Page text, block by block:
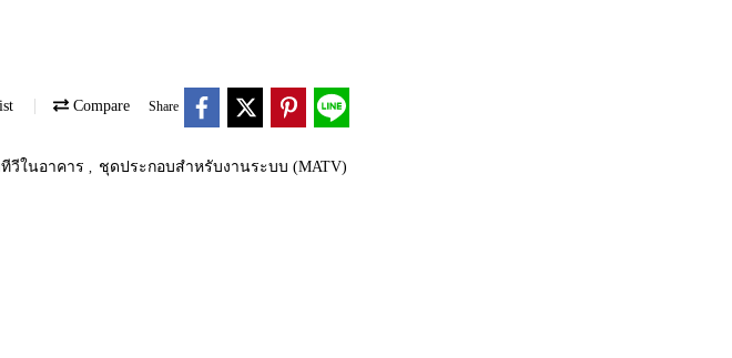
Compare Share
วีในอาคาร ชุดประกอบสำหรับงานระบบ (MATV)